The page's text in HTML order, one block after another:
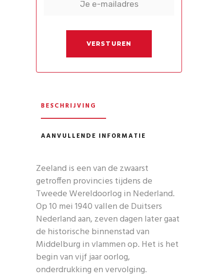
BESCHRIJVING
AANVULLENDE INFORMATIE
Zeeland is een van de zwaarst
getroffen provincies tijdens de
Tweede Wereldoorlog in Nederland.
Op 10 mei 1940 vallen de Duitsers
Nederland aan, zeven dagen later gaat
de historische binnenstad van
Middelburg in vlammen op. Het is het
begin van vijf jaar oorlog,
onderdrukking en vervolging.